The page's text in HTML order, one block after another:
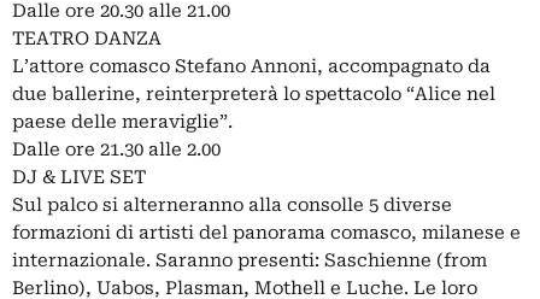
Dalle ore 20.30 alle 21.00
TEATRO DANZA
L’attore comasco Stefano Annoni, accompagnato da
due ballerine, reinterpreterà lo spettacolo “Alice nel
paese delle meraviglie”.
Dalle ore 21.30 alle 2.00
DJ & LIVE SET
Sul palco si alterneranno alla consolle 5 diverse
formazioni di artisti del panorama comasco, milanese e
internazionale. Saranno presenti: Saschienne (from
Berlino), Uabos, Plasman, Mothell e Luche. Le loro